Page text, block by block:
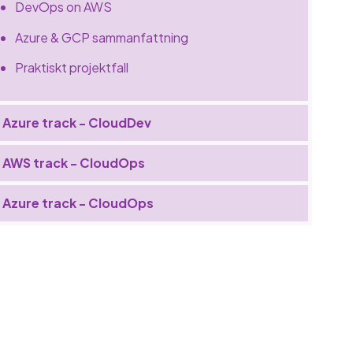
DevOps on AWS
Azure & GCP sammanfattning
Praktiskt projektfall
Azure track - CloudDev
AWS track - CloudOps
Azure track - CloudOps